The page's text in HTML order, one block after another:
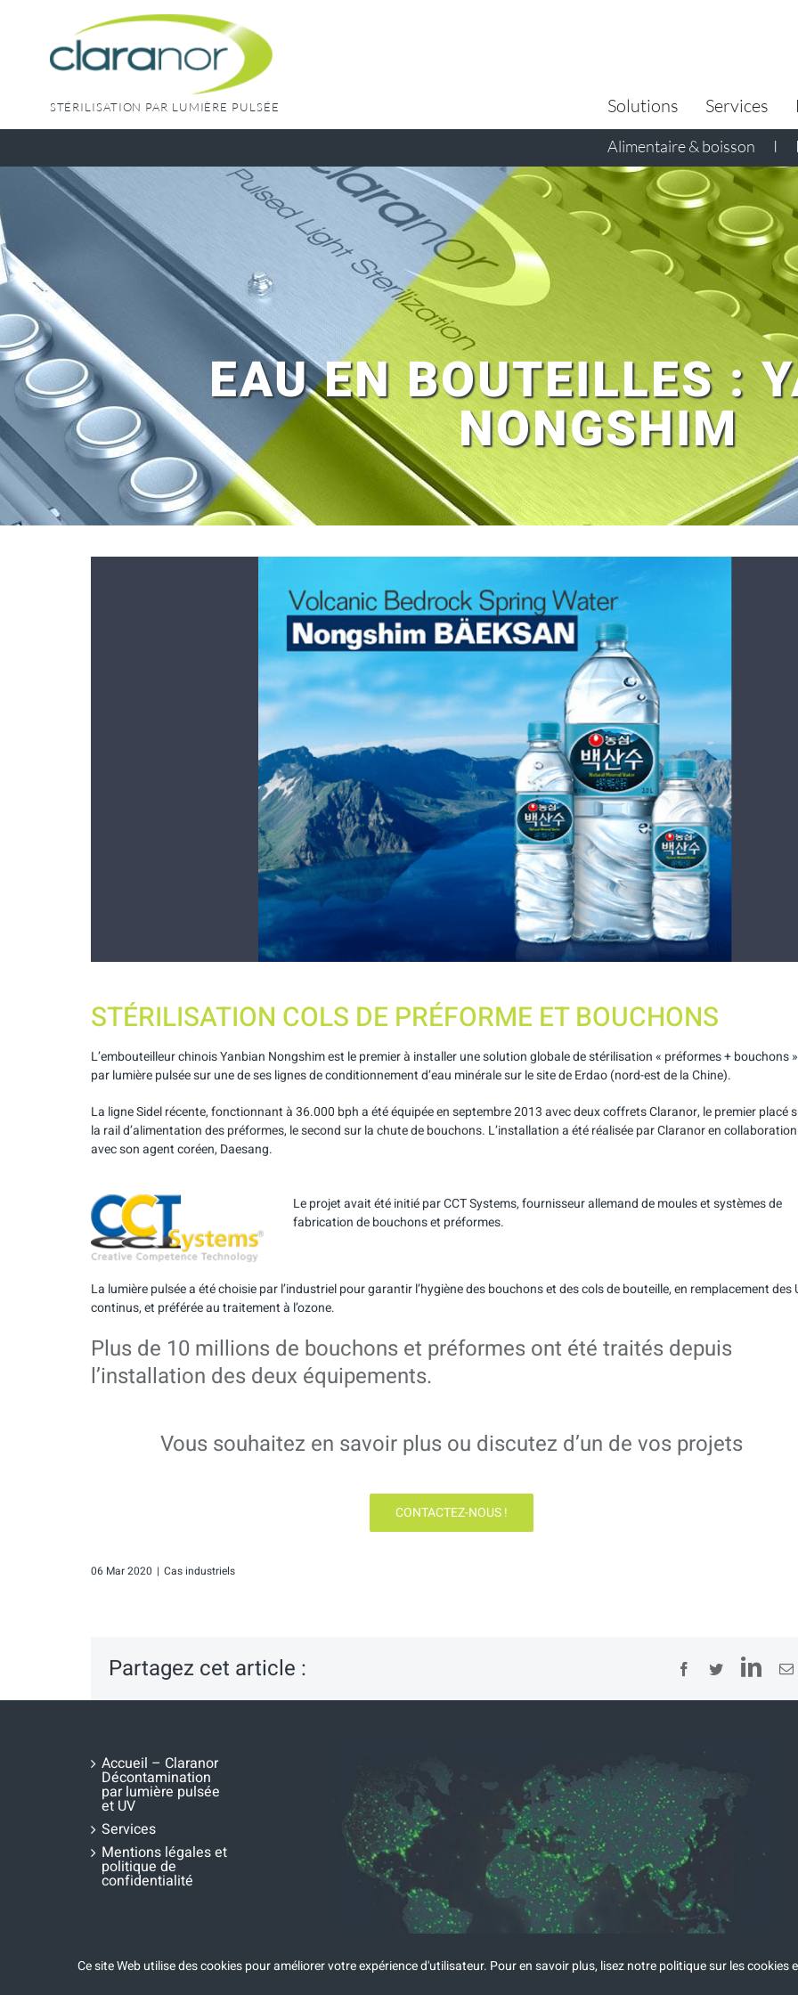
STÉRILISATION PAR LUMIÈRE PULSÉE Solutions
Alimentaire & boisson I
Services
EAU EN BOUTEILLES :
NONGSHIM
STÉRILISATION COLS DE PRÉFORME ET BOUCHONS
L’embouteilleur chinois Yanbian Nongshim est le premier à installer une solution globale de stérilisation « préformes + bouchons »
par lumière pulsée sur une de ses lignes de conditionnement d’eau minérale sur le site de Erdao (nord-est de la Chine).
La ligne Sidel récente, fonctionnant à 36.000 bph a été équipée en septembre 2013 avec deux coffrets Claranor, le premier placé
la rail d’alimentation des préformes, le second sur la chute de bouchons. L’installation a été réalisée par Claranor en collaboration
avec son agent coréen, Daesang.
Le projet avait été initié par CCT Systems, fournisseur allemand de moules et systèmes de
fabrication de bouchons et préformes.
La lumière pulsée a été choisie par l’industriel pour garantir l’hygiène des bouchons et des cols de bouteille, en remplacement des
continus, et préférée au traitement à l’ozone.
Plus de 10 millions de bouchons et préformes ont été traités depuis
l’installation des deux équipements.
Vous souhaitez en savoir plus ou discutez d’un de vos projets
CONTACTEZ-NOUS !
06 Mar 2020 | Cas industriels
Partagez cet article : FacebookTwitter
Accueil – Claranor
Décontamination
par lumière pulsée
et UV
Services
Mentions légales et
politique de
confidentialité
Ce site Web utilise des cookies pour améliorer votre expérience d'utilisateur. Pour en savoir plus, liseznotre politique sur les cookies